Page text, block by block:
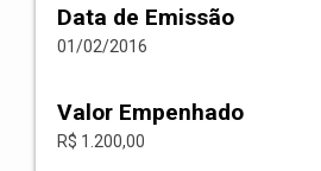
Data de Emissão
01/02/2016
Valor Empenhado
R$ 1.200,00